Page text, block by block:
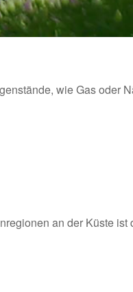
wie Gas oder
an der Küste ist